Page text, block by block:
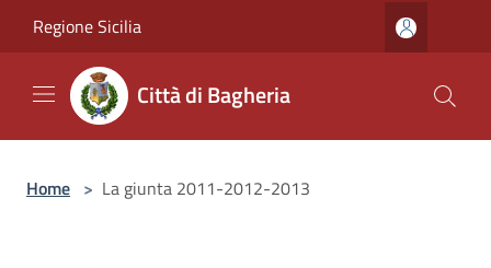
Regione Sicilia
Città di Bagheria
Home > La giunta 2011-2012-2013